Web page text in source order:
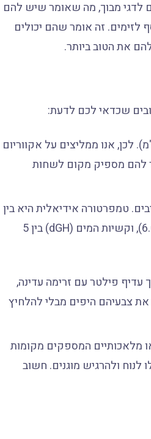
לדגי מבוך, מה שאומר שיש להם
לזימים. זה אומר שהם יכולים
את הטוב ביותר.
שכדאי לכם לדעת:
שהם דגים רגועים, הם יכולים לגדול יחסית (עד כ-15 ס"מ). לכן, אנו ממליצים על אקווריום
קטנה. זה יאפשר להם מספיק מקום לשחות
טמפרטורה אידיאלית היא בין
22 ל-28 מעלות צלזיוס. רמת ה-pH צריכה להיות ניטרלית עד מעט חומצית (6.0-7.5), וקשיות המים (dGH) בין 5
פילטר עם זרימה עדינה,
צבעיהם היפים מבלי להלחיץ
מלאכותיים המספקים מקומות
לנוח ולהרגיש מוגנים. חשוב